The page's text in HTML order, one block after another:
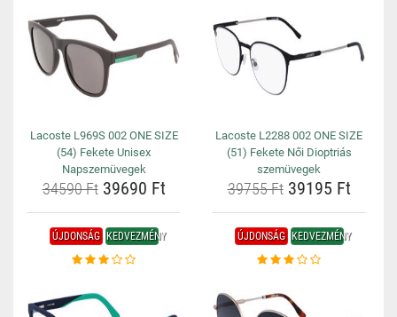
Lacoste L969S 002 ONE SIZE
(54) Fekete Unisex
Napszemüvegek
34590 Ft39690 Ft
Lacoste L2288 002 ONE SIZE
(51) Fekete Női Dioptriás
szemüvegek
39755 Ft39195 Ft
ÚJDONSÁG KEDVEZMÉNY ÚJDONSÁG KEDVEZMÉNY